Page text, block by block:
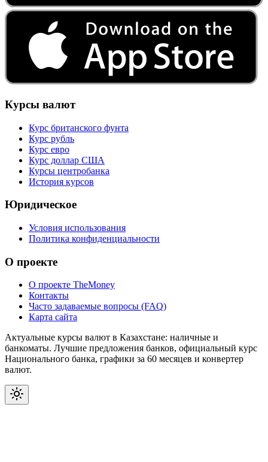
Курсы валют
Курс британского фунта
Курс рубль
Курс евро
Курс доллар США
Курсы центробанка
История курсов
Юридическое
Условия использования
Политика конфиденциальности
О проекте
О проекте TheMoney
Контакты
Часто задаваемые вопросы (FAQ)
Карта сайта
Актуальные курсы валют в Казахстане: наличные и
банкоматы. Лучшие предложения банков, официальный курс
Национального банка, графики за 60 месяцев и конвертер
валют.